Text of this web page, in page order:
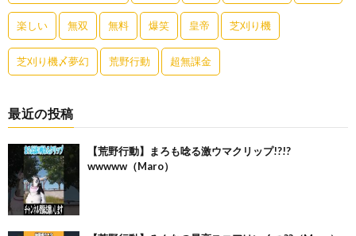
楽しい 無双 無料 爆笑 皇帝 芝刈り機
芝刈り機〆夢幻 荒野行動 超無課金
最近の投稿
【荒野行動】まろも唸る激ウマクリップ!?!?
wwwww（Maro）